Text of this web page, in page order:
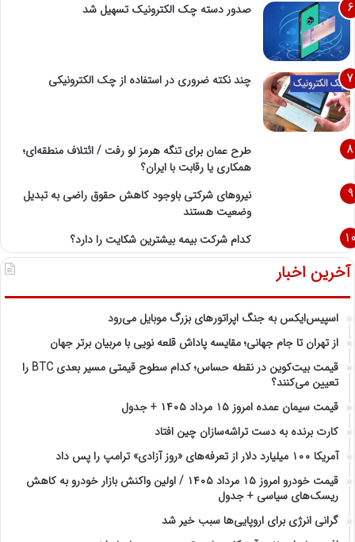
صدور دسته چک الکترونیک تسهیل شد
چند نکته ضروری در استفاده از چک الکترونیکی
طرح عمان برای تنگه هرمز لو رفت / ائتلاف منطقه‌ای؛
همکاری یا رقابت با ایران؟
نیروهای شرکتی باوجود کاهش حقوق راضی به تبدیل
وضعیت هستند
کدام شرکت بیمه بیشترین شکایت را دارد؟
آخرین اخبار
اسپیس‌ایکس به جنگ اپراتورهای بزرگ موبایل می‌رود
از تهران تا جام جهانی؛ مقایسه پاداش قلعه نویی با مربیان برتر جهان
قیمت بیت‌کوین در نقطه حساس؛ کدام سطوح قیمتی مسیر بعدی BTC را
تعیین می‌کنند؟
قیمت سیمان عمده امروز ۱۵ مرداد ۱۴۰۵ + جدول
کارت برنده به دست تراشه‌سازان چین افتاد
آمریکا ۱۰۰ میلیارد دلار از تعرفه‌های «روز آزادی» ترامپ را پس داد
قیمت خودرو امروز ۱۵ مرداد ۱۴۰۵ / اولین واکنش بازار خودرو به کاهش
ریسک‌های سیاسی + جدول
گرانی انرژی برای اروپایی‌ها سبب خیر شد